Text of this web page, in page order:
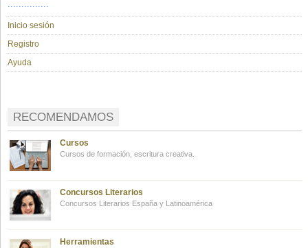
...............
Inicio sesión
Registro
Ayuda
RECOMENDAMOS
Cursos
Cursos de formación, escritura creativa.
Concursos Literarios
Concursos Literarios España y Latinoamérica
Herramientas